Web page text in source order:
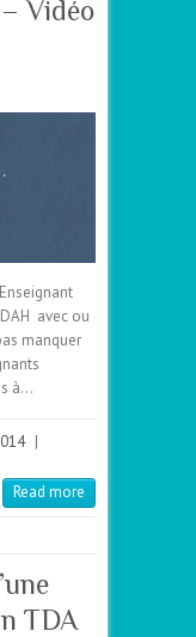
Vidéo
avec ou
manquer
à…
|
Read more
TDA